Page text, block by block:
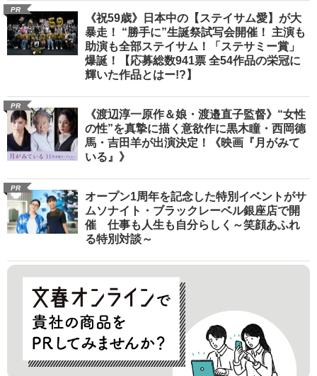
PR
《祝59歳》日本中の【ステイサム愛】が大
暴走！ “勝手に”生誕祭試写会開催！ 主演も
助演も全部ステイサム！「ステサミー賞」
爆誕！【応募総数941票 全54作品の栄冠に
輝いた作品とはー!?】
PR
《渡辺淳一原作＆娘・渡邉直子監督》“女性
の性”を真摯に描く意欲作に黒木瞳・西岡德
馬・吉田羊が出演決定！《映画『月がみて
いる』》
PR
オープン1周年を記念した特別イベントがサ
ムソナイト・ブラックレーベル銀座店で開
催 仕事も人生も自分らしく～笑顔あふれ
る特別対談～